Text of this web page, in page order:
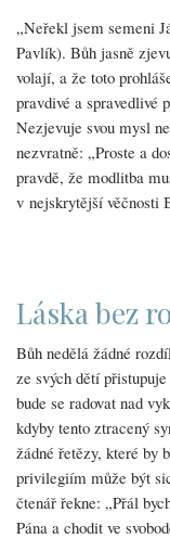
„Neřekl jsem semeni
Pavlík). Bůh jasně
volají, a že toto
pravdivé a spravedlivé
Nezjevuje svou mysl
nezvratně: „Proste a
pravdě, že modlitba
v nejskrytější věčnosti
Láska bez
Bůh nedělá žádné
ze svých dětí
bude se radovat nad
kdyby tento ztracený
žádné řetězy, které by
privilegiím může být
čtenář řekne: „Přál
Pána a chodit ve